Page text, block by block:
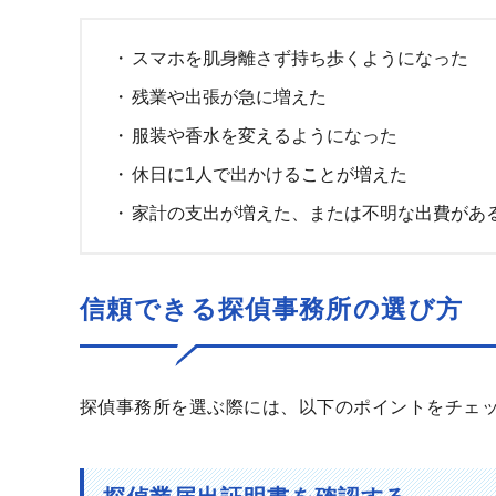
スマホを肌身離さず持ち歩くようになった
残業や出張が急に増えた
服装や香水を変えるようになった
休日に1人で出かけることが増えた
家計の支出が増えた、または不明な出費があ
信頼できる探偵事務所の選び方
探偵事務所を選ぶ際には、以下のポイントをチェ